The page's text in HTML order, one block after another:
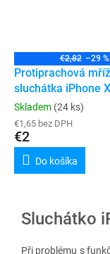
€2,82 –29 %
Protiprachová
sluchátka iPhone X
Skladem (24 ks)
€1,65 bez DPH
€2
Do košíka
Sluchátko
Při problému s